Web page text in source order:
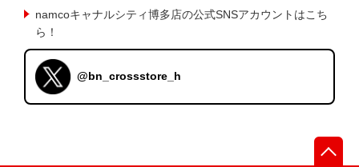
namcoキャナルシティ博多店の公式SNSアカウントはこち
ら！
@bn_crossstore_h